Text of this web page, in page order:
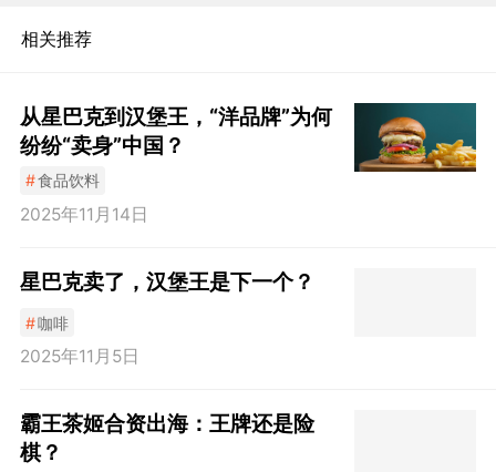
相关推荐
从星巴克到汉堡王，“洋品牌”为何
纷纷“卖身”中国？
#食品饮料
2025年11月14日
星巴克卖了，汉堡王是下一个？
#咖啡
2025年11月5日
霸王茶姬合资出海：王牌还是险
棋？